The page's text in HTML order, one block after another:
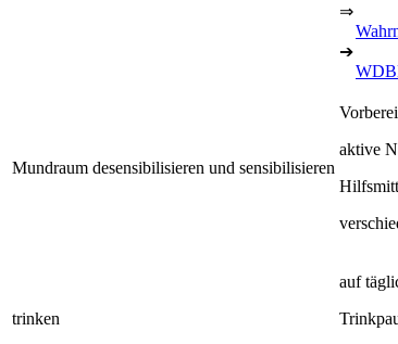
⇒
➔
Mundraum desensibilisieren und sensibilisieren
aktive
trinken
auf